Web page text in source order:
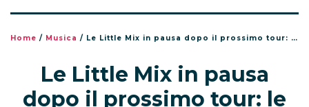
Home / Musica / Le Little Mix in pausa dopo il prossimo tour: le parole di Perrie, Leigh-Anne e Jade
Le Little Mix in pausa
dopo il prossimo tour: le